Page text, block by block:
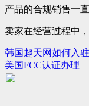
产品的合规销售一
卖家在经营过程中
文
章
韩国趣天网如何入
美国FCC认证办理